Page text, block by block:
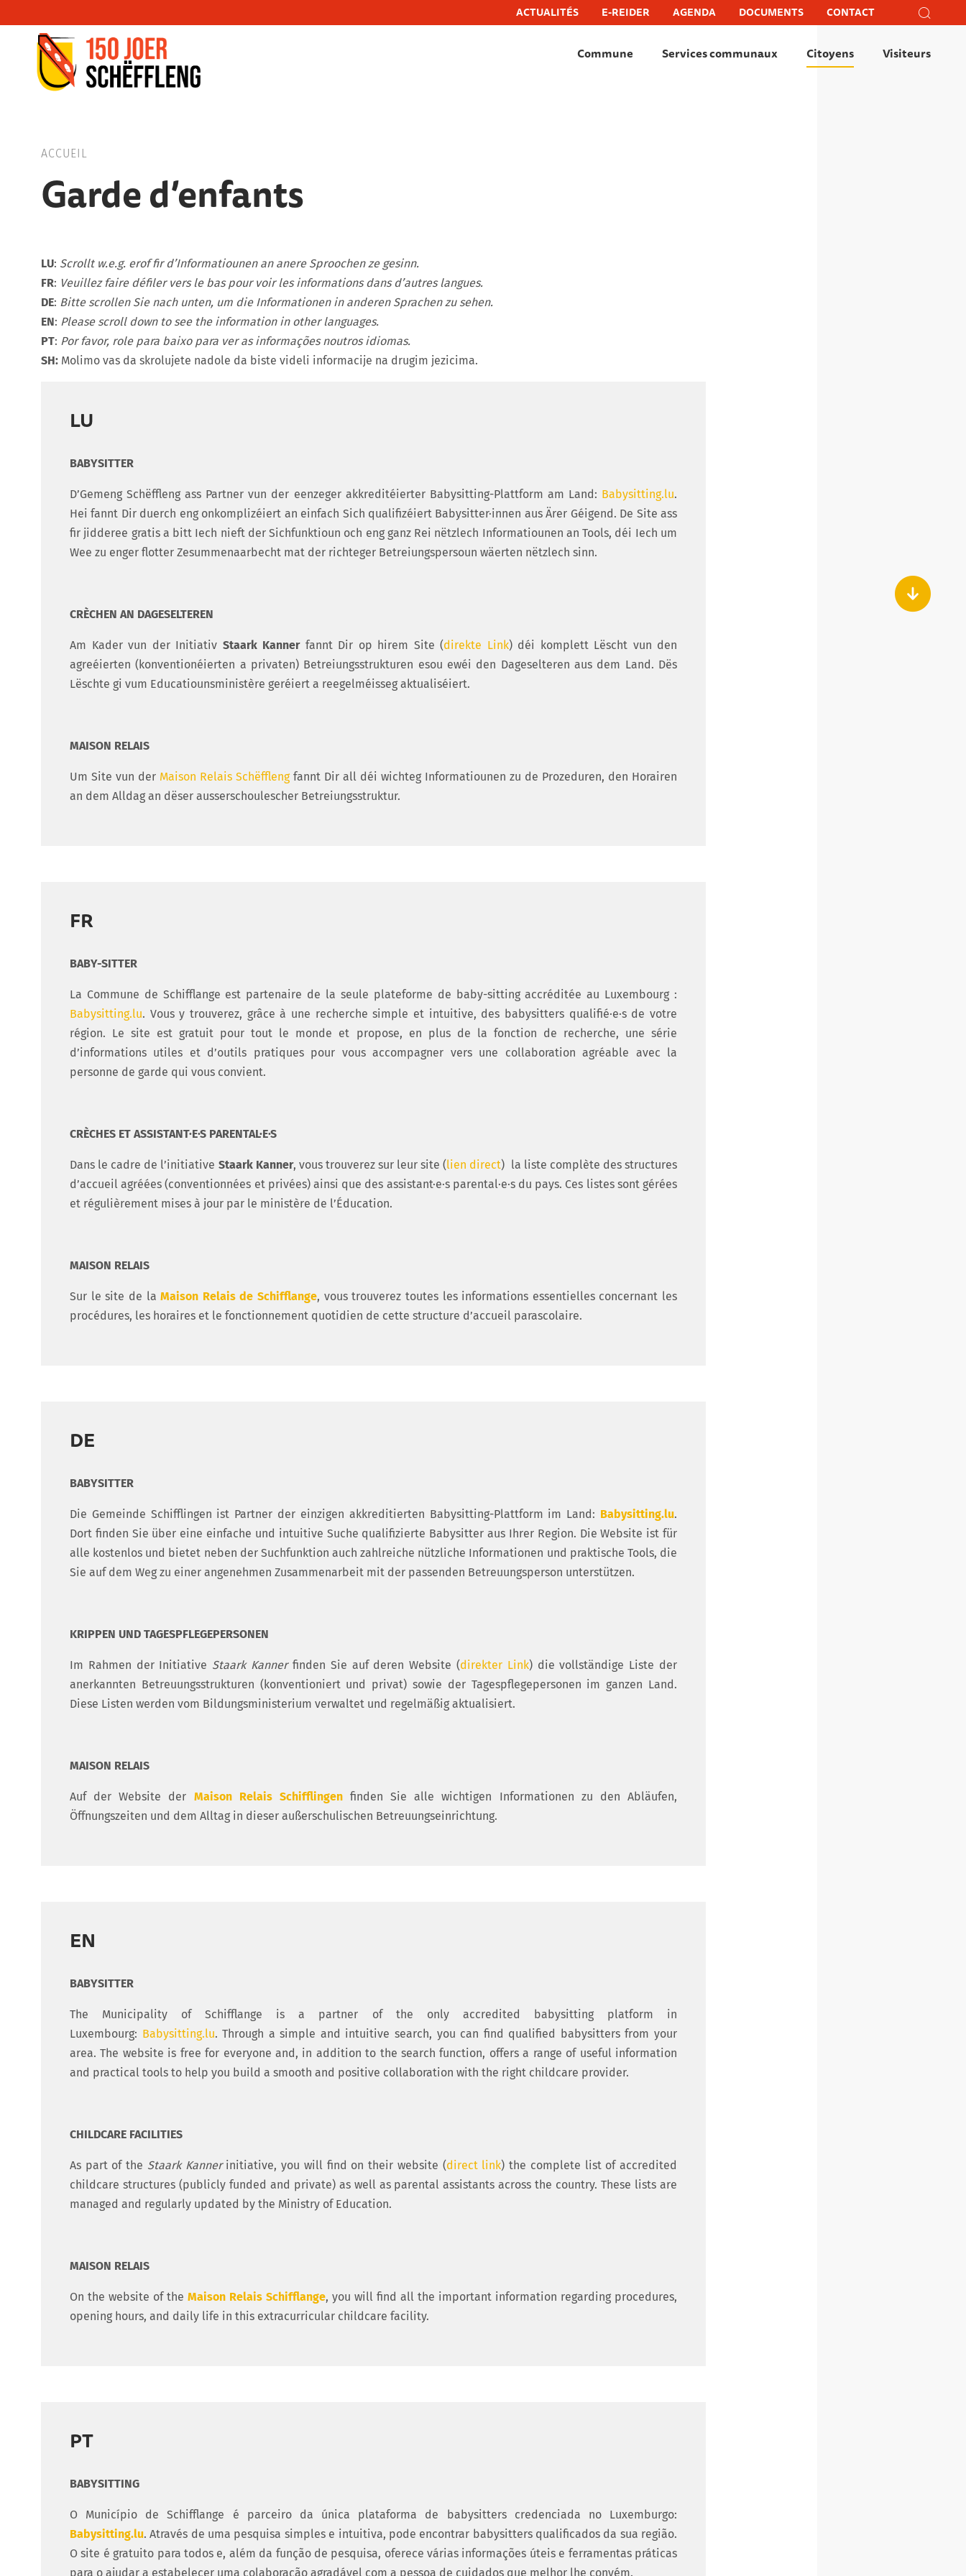
Schifflange, schifflange-logo, gemeng schëfflenge, commune de schifflange
ACTUALITÉS E-REIDER AGENDA DOCUMENTS CONTACT
Commune Services communaux Citoyens Visiteurs
ACCUEIL
Garde d’enfants
LU: Scrollt w.e.g. erof fir d’Informatiounen an anere Sproochen ze gesinn.
FR: Veuillez faire défiler vers le bas pour voir les informations dans d’autres langues.
DE: Bitte scrollen Sie nach unten, um die Informationen in anderen Sprachen zu sehen.
EN: Please scroll down to see the information in other languages.
PT: Por favor, role para baixo para ver as informações noutros idiomas.
SH: Molimo vas da skrolujete nadole da biste videli informacije na drugim jezicima.
LU
BABYSITTER
D’Gemeng Schëffleng ass Partner vun der eenzeger akkreditéierter Babysitting-Plattform am Land: Babysitting.lu.
Hei fannt Dir duerch eng onkomplizéiert an einfach Sich qualifizéiert Babysitter·innen aus Ärer Géigend. De Site ass
fir jidderee gratis a bitt Iech nieft der Sichfunktioun och eng ganz Rei nëtzlech Informatiounen an Tools, déi Iech um
Wee zu enger flotter Zesummenaarbecht mat der richteger Betreiungspersoun wäerten nëtzlech sinn.
CRÈCHEN AN DAGESELTEREN
Am Kader vun der Initiativ Staark Kannerfannt Dir op hirem Site (direkte Link) déi komplett Lëscht vun den
agreéierten (konventionéierten a privaten) Betreiungsstrukturen esou ewéi den Dageselteren aus dem Land. Dës
Lëschte gi vum Educatiounsministère geréiert a reegelméisseg aktualiséiert.
MAISON RELAIS
Um Site vun der Maison Relais Schëfflengfannt Dir all déi wichteg Informatiounen zu de Prozeduren, den Horairen
an dem Alldag an dëser ausserschoulescher Betreiungsstruktur.
FR
BABY-SITTER
La Commune de Schifflange est partenaire de la seule plateforme de baby-sitting accréditée au Luxembourg :
Babysitting.lu. Vous y trouverez, grâce à une recherche simple et intuitive, des babysitters qualifié·e·s de votre
région. Le site est gratuit pour tout le monde et propose, en plus de la fonction de recherche, une série
d’informations utiles et d’outils pratiques pour vous accompagner vers une collaboration agréable avec la
personne de garde qui vous convient.
CRÈCHES ET ASSISTANT·E·S PARENTAL·E·S
Dans le cadre de l’initiative Staark Kanner, vous trouverez sur leur site (lien direct) la liste complète des structures
d’accueil agréées (conventionnées et privées) ainsi que des assistant·e·s parental·e·s du pays. Ces listes sont gérées
et régulièrement mises à jour par le ministère de l’Éducation.
MAISON RELAIS
Sur le site de laMaison Relais de Schifflange, vous trouverez toutes les informations essentielles concernant les
procédures, les horaires et le fonctionnement quotidien de cette structure d’accueil parascolaire.
DE
BABYSITTER
Die Gemeinde Schifflingen ist Partner der einzigen akkreditierten Babysitting-Plattform im Land: Babysitting.lu.
Dort finden Sie über eine einfache und intuitive Suche qualifizierte Babysitter aus Ihrer Region. Die Website ist für
alle kostenlos und bietet neben der Suchfunktion auch zahlreiche nützliche Informationen und praktische Tools, die
Sie auf dem Weg zu einer angenehmen Zusammenarbeit mit der passenden Betreuungsperson unterstützen.
KRIPPEN UND TAGESPFLEGEPERSONEN
Im Rahmen der Initiative Staark Kannerfinden Sie auf deren Website (direkter Link) die vollständige Liste der
anerkannten Betreuungsstrukturen (konventioniert und privat) sowie der Tagespflegepersonen im ganzen Land.
Diese Listen werden vom Bildungsministerium verwaltet und regelmäßig aktualisiert.
MAISON RELAIS
Auf der Website der Maison Relais Schifflingenfinden Sie alle wichtigen Informationen zu den Abläufen,
Öffnungszeiten und dem Alltag in dieser außerschulischen Betreuungseinrichtung.
EN
BABYSITTER
The Municipality of Schifflange is a partner of the only accredited babysitting platform in
Luxembourg: Babysitting.lu. Through a simple and intuitive search, you can find qualified babysitters from your
area. The website is free for everyone and, in addition to the search function, offers a range of useful information
and practical tools to help you build a smooth and positive collaboration with the right childcare provider.
CHILDCARE FACILITIES
As part of the Staark Kannerinitiative, you will find on their website (direct link) the complete list of accredited
childcare structures (publicly funded and private) as well as parental assistants across the country. These lists are
managed and regularly updated by the Ministry of Education.
MAISON RELAIS
On the website of the Maison Relais Schifflange, you will find all the important information regarding procedures,
opening hours, and daily life in this extracurricular childcare facility.
PT
BABYSITTING
O Município de Schifflange é parceiro da única plataforma de babysitters credenciada no Luxemburgo:
Babysitting.lu. Através de uma pesquisa simples e intuitiva, pode encontrar babysitters qualificados da sua região.
O site é gratuito para todos e, além da função de pesquisa, oferece várias informações úteis e ferramentas práticas
para o ajudar a estabelecer uma colaboração agradável com a pessoa de cuidados que melhor lhe convém.